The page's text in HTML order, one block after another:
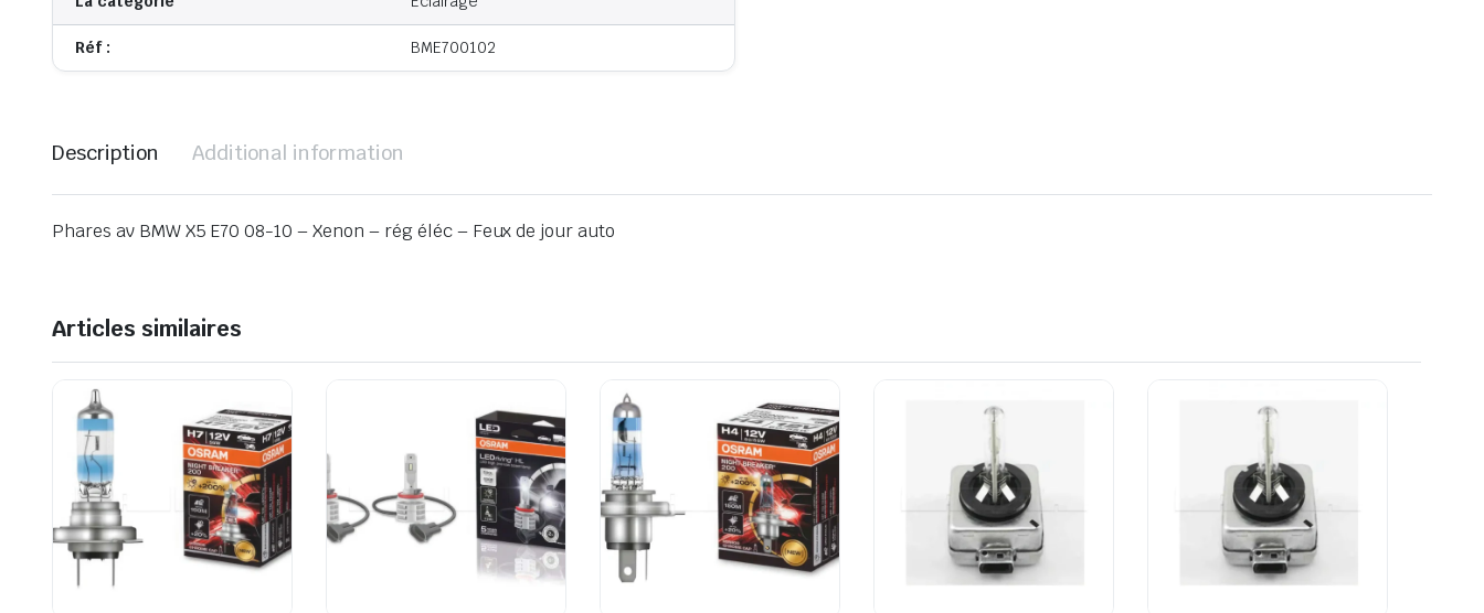
Réf : BME700102
Description Additional information
Phares av BMW X5 E70 08-10 – Xenon – rég éléc – Feux de jour auto
Articles similaires